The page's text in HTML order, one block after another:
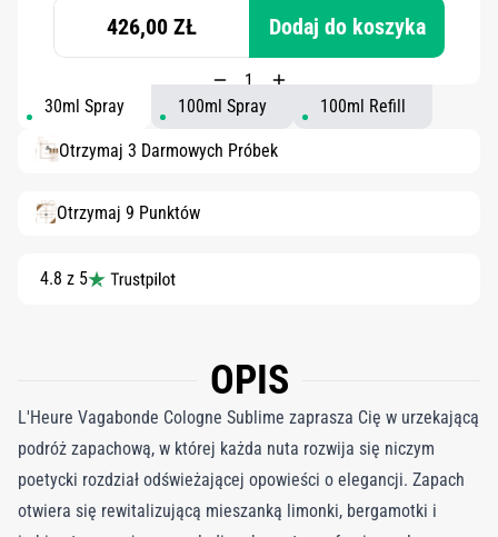
426,00 ZŁ Dodaj do koszyka
30ml Spray 100ml Spray 100ml Refill
Otrzymaj 3 Darmowych Próbek
Otrzymaj 9 Punktów
4.8 z 5
OPIS
L'Heure Vagabonde Cologne Sublime zaprasza Cię w urzekającą
podróż zapachową, w której każda nuta rozwija się niczym
poetycki rozdział odświeżającej opowieści o elegancji. Zapach
otwiera się rewitalizującą mieszanką limonki, bergamotki i